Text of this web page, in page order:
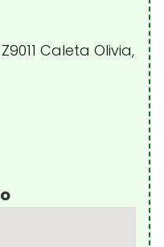
Caleta Olivia,